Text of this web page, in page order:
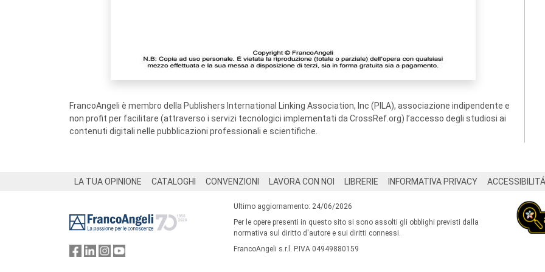
FrancoAngeli è membro della Publishers International Linking Association, Inc (PILA), associazione indipendente e
non profit per facilitare (attraverso i servizi tecnologici implementati da CrossRef.org) l’accesso degli studiosi ai
contenuti digitali nelle pubblicazioni professionali e scientifiche.
LA TUA OPINIONE CATALOGHI CONVENZIONI LAVORA CON NOI LIBRERIE INFORMATIVA PRIVACY ACCESSIBILITÁ
Ultimo aggiornamento: 24/06/2026
Per le opere presenti in questo sito si sono assolti gli obblighi previsti dalla
normativa sul diritto d'autore e sui diritti connessi.
FrancoAngeli s.r.l. P.IVA 04949880159